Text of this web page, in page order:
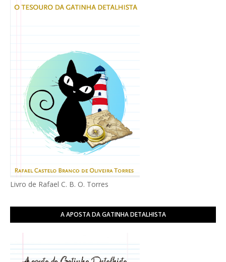
Livro de Rafael C. B. O. Torres
A APOSTA DA GATINHA DETALHISTA